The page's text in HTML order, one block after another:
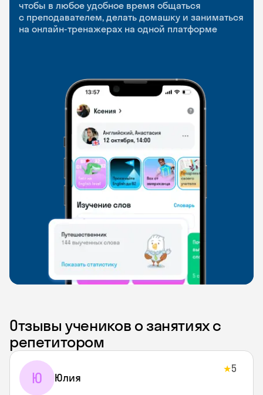
чтобы в любое удобное время общаться
с преподавателем, делать домашку и заниматься
на онлайн-тренажерах на одной платформе
чтобы заниматься и изучать новые слова где
и когда удобно
Групповые занятия для разговорной практики
и индивидуальные встречи с преподавателями
Отзывы учеников о занятиях с
репетитором
Ю Юлия
★5